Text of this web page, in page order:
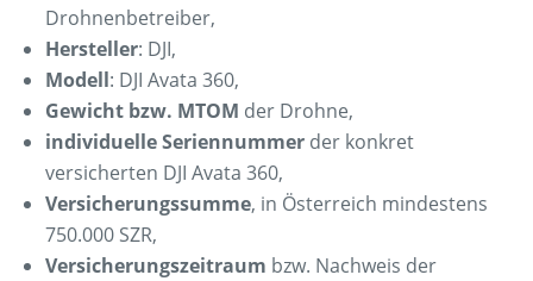
Drohnenbetreiber,
Hersteller: DJI,
Modell: DJI Avata 360,
Gewicht bzw. MTOM der Drohne,
individuelle Seriennummer der konkret
versicherten DJI Avata 360,
Versicherungssumme, in Österreich mindestens
750.000 SZR,
Versicherungszeitraum bzw. Nachweis der